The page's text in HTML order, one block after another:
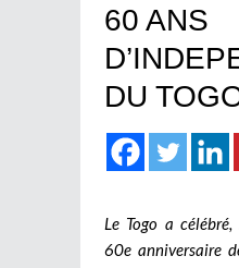
60 ANS
DU
Le Togo a
60e anniversaire